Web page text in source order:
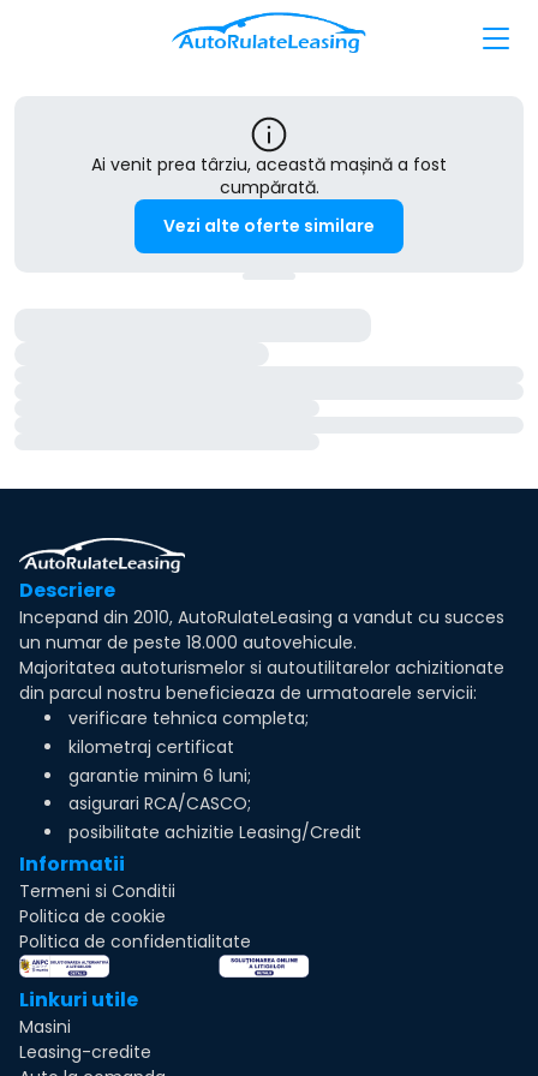
Ai venit prea târziu, această mașină a fost
cumpărată.
Vezi alte oferte similare
Descriere
Incepand din 2010, AutoRulateLeasing a vandut cu succes
un numar de peste 18.000 autovehicule.
Majoritatea autoturismelor si autoutilitarelor achizitionate
din parcul nostru beneficieaza de urmatoarele servicii:
verificare tehnica completa;
kilometraj certificat
garantie minim 6 luni;
asigurari RCA/CASCO;
posibilitate achizitie Leasing/Credit
Informatii
Termeni si Conditii
Politica de cookie
Politica de confidentialitate
Linkuri utile
Masini
Leasing-credite